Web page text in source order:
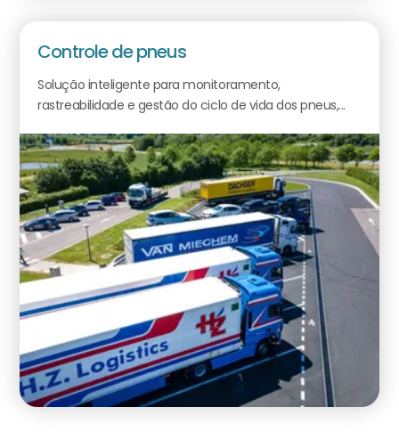
Controle de pneus
Solução inteligente para monitoramento,
rastreabilidade e gestão do ciclo de vida dos pneus,...